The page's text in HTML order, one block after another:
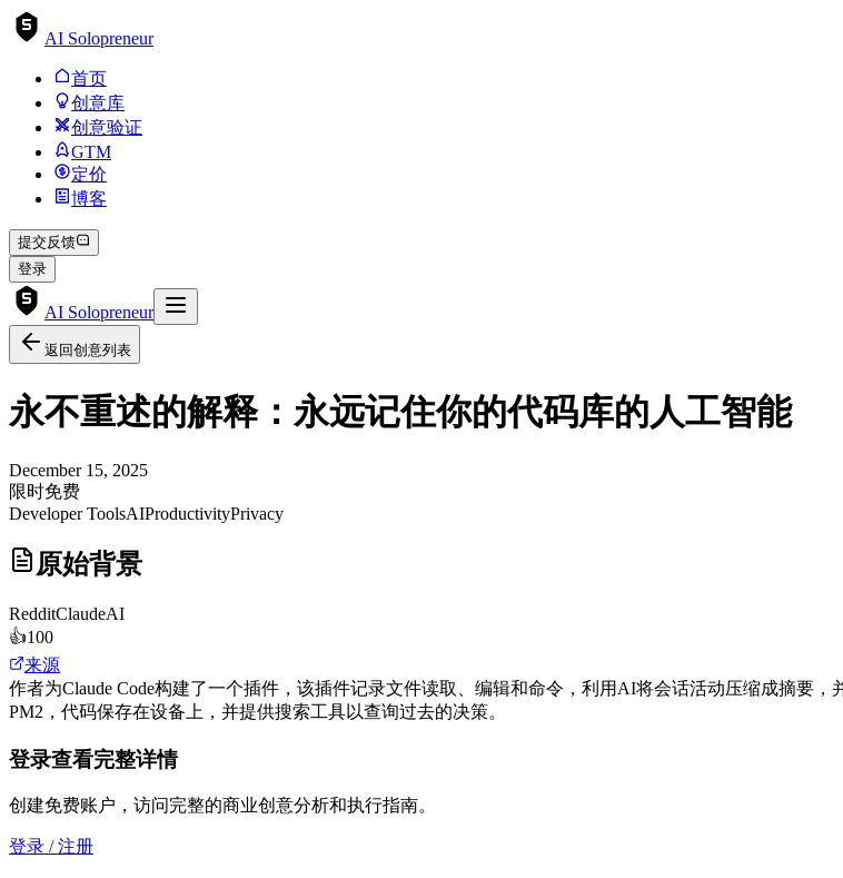
AI Solopreneur
首页
创意库
创意验证
GTM
定价
博客
提交反馈
登录
AI Solopreneur
返回创意列表
永不重述的解释：永远记住你的代码库的人工智能
December 15, 2025
限时免费
Developer ToolsAIProductivityPrivacy
原始背景
RedditClaudeAI
👍100
来源
作者为Claude Code构建了一个插件，该插件记录文件读取、编辑和命令，利用AI将会话活动压缩成摘要
PM2，代码保存在设备上，并提供搜索工具以查询过去的决策。
登录查看完整详情
创建免费账户，访问完整的商业创意分析和执行指南。
登录 / 注册